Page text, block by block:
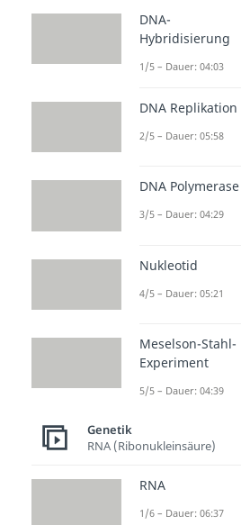
Studyflix zu
Die mRNA
organischen
und einem
Organische
Du kannst bei
verschiedene
unterscheiden.
Cytosin,
DNA-
Hybridisierung
1/5 – Dauer: 04:03
DNA Replikation
2/5 – Dauer: 05:58
DNA Polymerase
3/5 – Dauer: 04:29
Nukleotid
4/5 – Dauer: 05:21
Meselson-Stahl-
Experiment
5/5 – Dauer: 04:39
Genetik
RNA (Ribonukleinsäure)
RNA
1/6 – Dauer: 06:37